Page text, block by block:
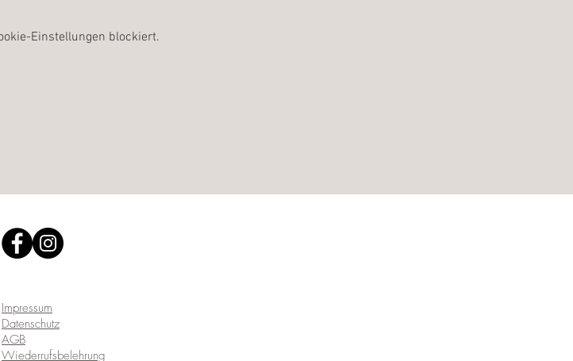
Einstellungen blockiert.
Impressum
Datenschutz
AGB
Wiederrufsbelehrung